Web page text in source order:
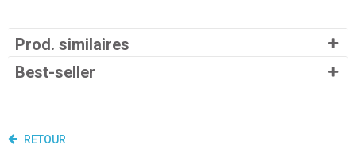
Prod. similaires
Best-seller
RETOUR